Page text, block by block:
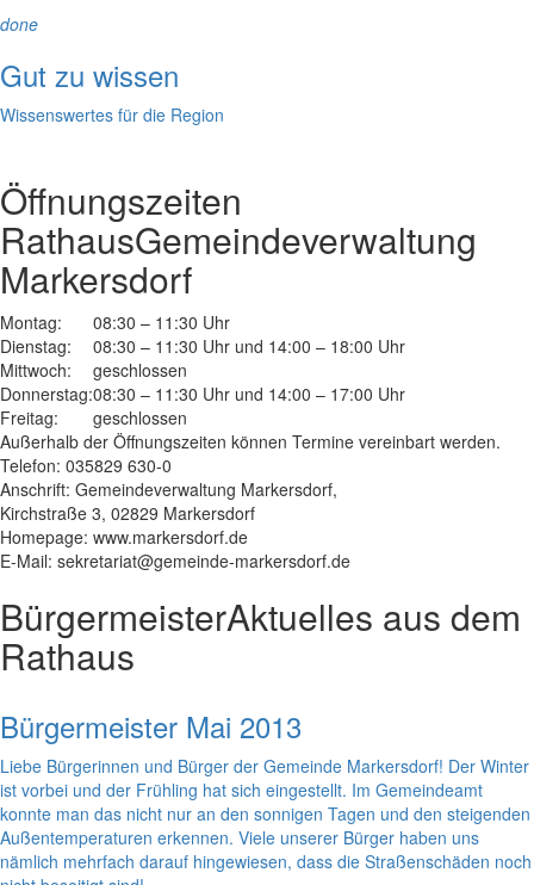
done
Gut zu wissen
Wissenswertes für die Region
Öffnungszeiten
RathausGemeindeverwaltung
Markersdorf
Montag:
08:30 – 11:30 Uhr
Dienstag:
08:30 – 11:30 Uhr und 14:00 – 18:00 Uhr
Mittwoch:
geschlossen
Donnerstag:08:30 – 11:30 Uhr und 14:00 – 17:00 Uhr
Freitag:
geschlossen
Außerhalb der Öffnungszeiten können Termine vereinbart werden.
Telefon: 035829 630-0
Anschrift: Gemeindeverwaltung Markersdorf,
Kirchstraße 3, 02829 Markersdorf
Homepage: www.markersdorf.de
E-Mail: sekretariat@gemeinde-markersdorf.de
BürgermeisterAktuelles aus dem
Rathaus
Bürgermeister Mai 2013
Liebe Bürgerinnen und Bürger der Gemeinde Markersdorf! Der Winter
ist vorbei und der Frühling hat sich eingestellt. Im Gemeindeamt
konnte man das nicht nur an den sonnigen Tagen und den steigenden
Außentemperaturen erkennen. Viele unserer Bürger haben uns
nämlich mehrfach darauf hingewiesen, dass die Straßenschäden noch